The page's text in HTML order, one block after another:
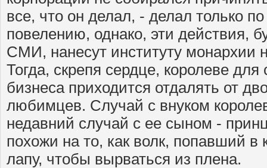
все, что он делал, - делал только
повелению, однако, эти действия,
СМИ, нанесут институту монархии
Тогда, скрепя сердце, королеве
бизнеса приходится отдалять от
любимцев. Случай с внуком
недавний случай с ее сыном -
похожи на то, как волк, попавший в
лапу, чтобы вырваться из плена.